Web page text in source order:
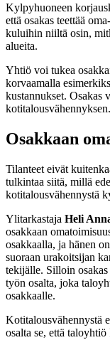
Kylpyhuoneen
että osakas teettää
kuluihin niiltä osin,
alueita.
Yhtiö voi tukea
korvaamalla
kustannukset. Osakas
kotitalousvähennyksen.
Osakkaan
Tilanteet eivät
tulkintaa siitä, millä
kotitalousvähennystä
Ylitarkastaja Heli
osakkaan
osakkaalla, ja hänen
suoraan urakoitsijan
tekijälle. Silloin
työn osalta, joka
osakkaalle.
Kotitalousvähennystä
osalta se, että